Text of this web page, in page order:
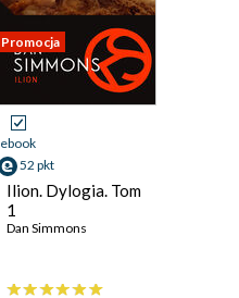
Promocja
ebook
52 pkt
Ilion. Dylogia. Tom
1
Dan Simmons